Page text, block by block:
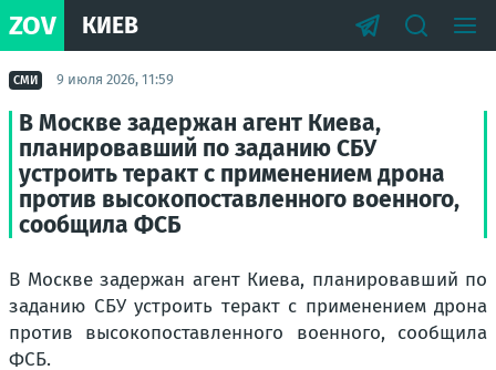
ZOV КИЕВ
СМИ 9 июля 2026, 11:59
В Москве задержан агент Киева,
планировавший по заданию СБУ
устроить теракт с применением дрона
против высокопоставленного военного,
сообщила ФСБ
В Москве задержан агент Киева, планировавший по
заданию СБУ устроить теракт с применением дрона
против высокопоставленного военного, сообщила
ФСБ.